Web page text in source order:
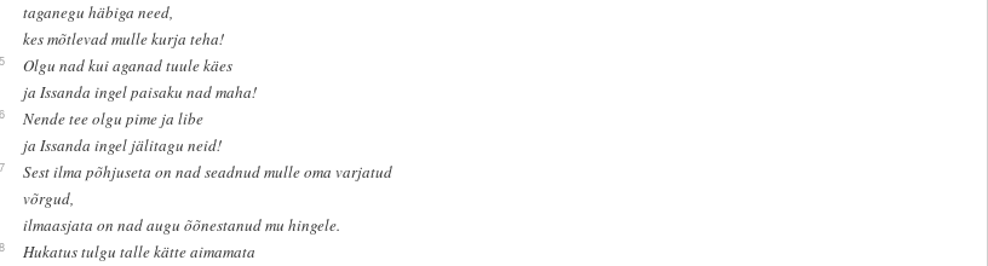
taganegu häbiga need,
kes mõtlevad mulle kurja teha!
5
Olgu nad kui aganad tuule käes
ja Issanda ingel paisaku nad maha!
6
Nende tee olgu pime ja libe
ja Issanda ingel jälitagu neid!
7
Sest ilma põhjuseta on nad seadnud mulle oma varjatud
võrgud,
ilmaasjata on nad augu õõnestanud mu hingele.
8
Hukatus tulgu talle kätte aimamata